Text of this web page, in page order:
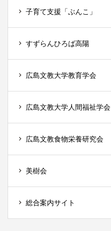
子育て支援「ぶんこ」
すずらんひろば高陽
広島文教大学教育学会
広島文教大学人間福祉学会
広島文教食物栄養研究会
美樹会
総合案内サイト